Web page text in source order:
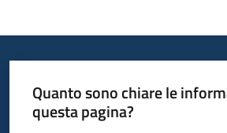
Quanto sono chiare le
questa pagina?